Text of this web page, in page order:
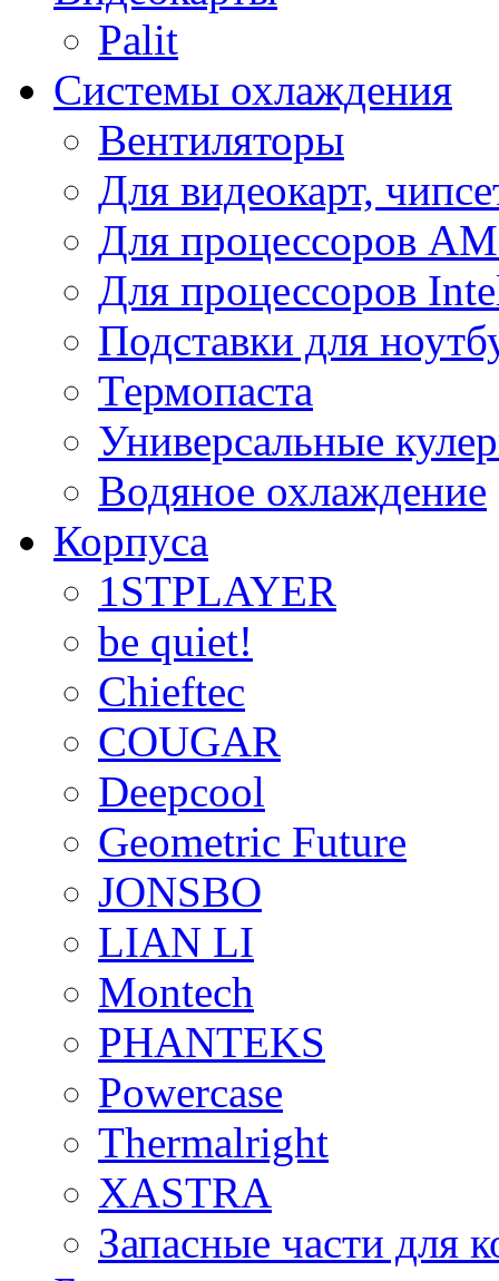
Palit
Системы охлаждения
Вентиляторы
Для видеокарт,
Для процессоров
Для процессоров
Подставки для
Термопаста
Универсальные
Водяное охлаждение
Корпуса
1STPLAYER
be quiet!
Chieftec
COUGAR
Deepcool
Geometric Future
JONSBO
LIAN LI
Montech
PHANTEKS
Powercase
Thermalright
XASTRA
Запасные части для